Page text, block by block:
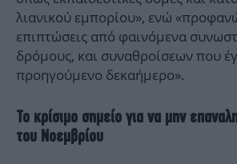
λιανικού εμπορίου», ενώ
επιπτώσεις από φαινόμενα
δρόμους, και συναθροίσεων που
προηγούμενο δεκαήμερο».
Το κρίσιμο σημείο για να μην
του Νοεμβρίου